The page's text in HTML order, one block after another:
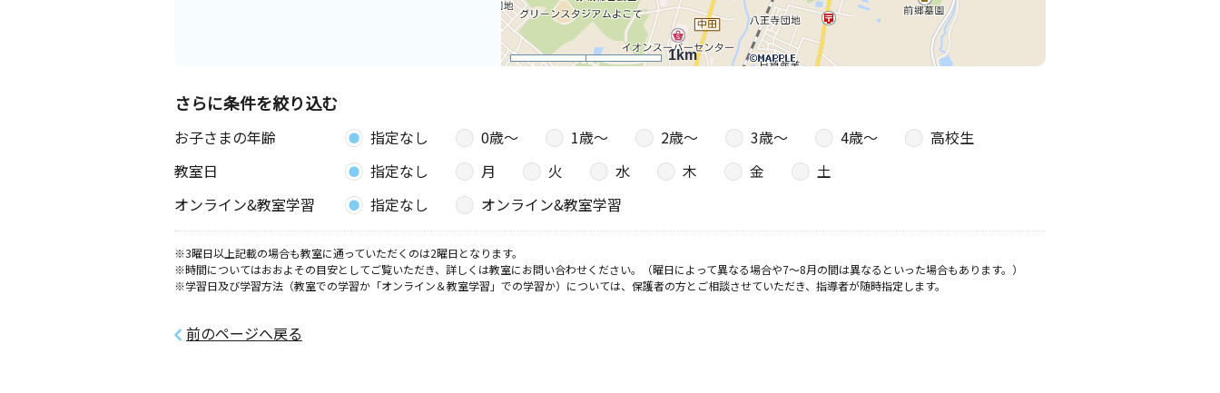
1km
さらに条件を絞り込む
お子さまの年齢 指定なし 0歳〜 1歳〜 2歳〜 3歳〜 4歳〜
高校生
教室日
指定なし 月 火 水 木 金
土
オンライン&教室学習
指定なし オンライン&教室学習
※3曜日以上記載の場合も教室に通っていただくのは2曜日となります。
※時間についてはおおよその目安としてご覧いただき、詳しくは教室にお問い合わせください。（曜日によって異なる場合や7～8月の間は異なるといった場合もあります。）
※学習日及び学習方法（教室での学習か「オンライン＆教室学習」での学習か）については、保護者の方とご相談させていただき、指導者が随時指定します。
前のページへ戻る